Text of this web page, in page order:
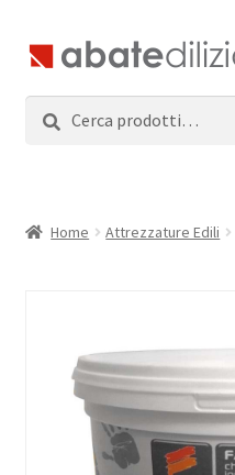
Vai
alla
navigazione
Vai
al
contenuto
Servizi
Accedi
Registrati
Home Attrezzature Edili